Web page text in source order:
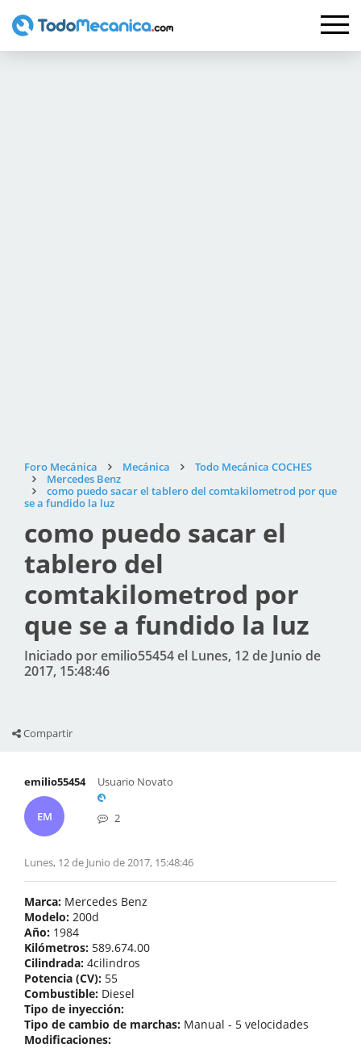
Foro Mecánica Mecánica
Todo Mecánica COCHES
Mercedes Benz
como puedo sacar el tablero del comtakilometrod por que
se a fundido la luz
como puedo sacar el
tablero del
comtakilometrod por
que se a fundido la luz
Iniciado por emilio55454 el Lunes, 12 de Junio de
2017, 15:48:46
Compartir
emilio55454
EM
Usuario Novato
2
Lunes, 12 de Junio de 2017, 15:48:46
Marca: Mercedes Benz
Modelo: 200d
Año: 1984
Kilómetros: 589.674.00
Cilindrada: 4cilindros
Potencia (CV): 55
Combustible: Diesel
Tipo de inyección:
Tipo de cambio de marchas: Manual - 5 velocidades
Modificaciones: